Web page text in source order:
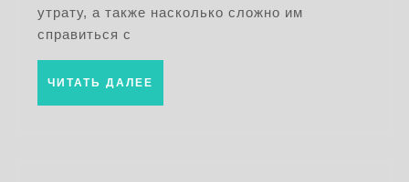
утрату, а также насколько сложно им
справиться с
ЧИТАТЬ ДАЛЕЕ